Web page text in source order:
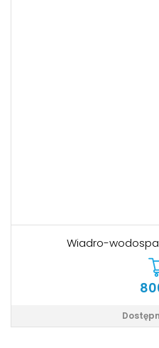
Wiadro-